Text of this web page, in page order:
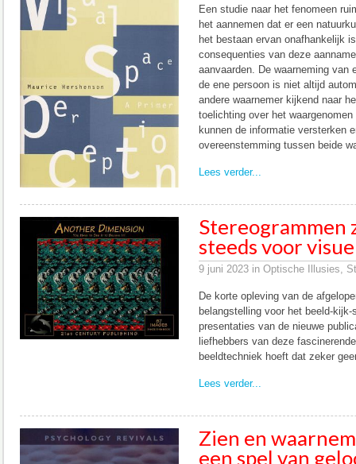
Een studie naar het fenomeen
het aannemen dat er een
het bestaan ervan onafhankelijk
consequenties van deze
aanvaarden. De waarneming van
de ene persoon is niet altijd
andere waarnemer kijkend naar
toelichting over het
kunnen de informatie versterken
overeenstemming tussen beide
Lees verder...
Stereogrammen
steeds voor
9 juni 2023 in Optische Illusies,
De korte opleving van de
belangstelling voor het beeld-
presentaties van de nieuwe
liefhebbers van deze
beeldtechniek hoeft dat zeker
Lees verder...
Zien en
een spel van